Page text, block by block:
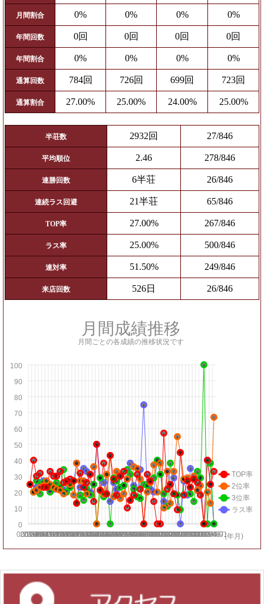
月間割合 0% 0% 0% 0%
年間回数 0回 0回 0回 0回
年間割合 0% 0% 0% 0%
通算回数 784回 726回 699回 723回
通算割合 27.00% 25.00% 24.00% 25.00%
半荘数 2932回 27/846
平均順位 2.46 278/846
連勝回数 6半荘 26/846
連続ラス回避 21半荘 65/846
TOP率 27.00% 267/846
ラス率 25.00% 500/846
連対率 51.50% 249/846
来店回数 526日 26/846